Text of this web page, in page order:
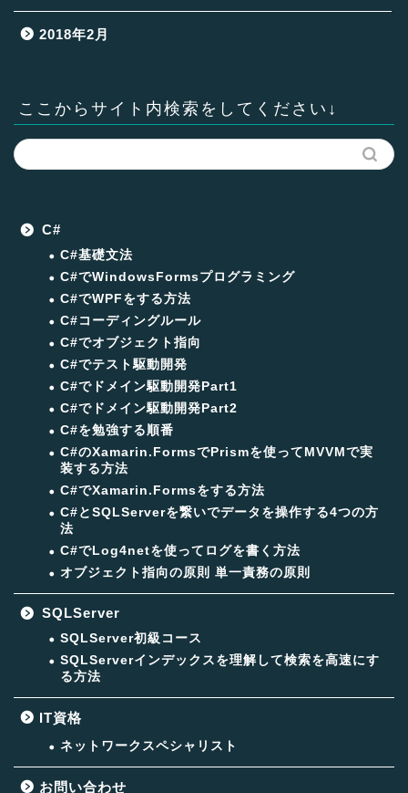
2018年2月
ここからサイト内検索をしてください↓
C#
C#基礎文法
C#でWindowsFormsプログラミング
C#でWPFをする方法
C#コーディングルール
C#でオブジェクト指向
C#でテスト駆動開発
C#でドメイン駆動開発Part1
C#でドメイン駆動開発Part2
C#を勉強する順番
C#のXamarin.FormsでPrismを使ってMVVMで実
装する方法
C#でXamarin.Formsをする方法
C#とSQLServerを繋いでデータを操作する4つの方
法
C#でLog4netを使ってログを書く方法
オブジェクト指向の原則 単一責務の原則
SQLServer
SQLServer初級コース
SQLServerインデックスを理解して検索を高速にす
る方法
IT資格
ネットワークスペシャリスト
お問い合わせ